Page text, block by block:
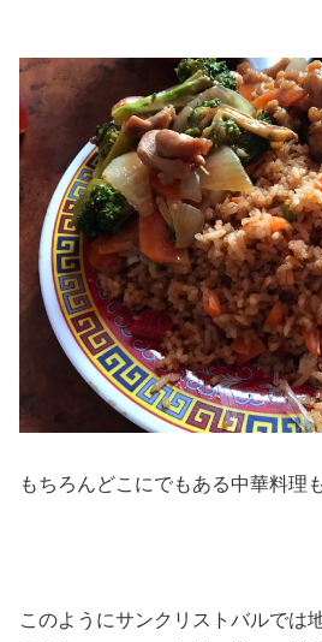
もちろんどこにでもある中華料理
このようにサンクリストバルでは